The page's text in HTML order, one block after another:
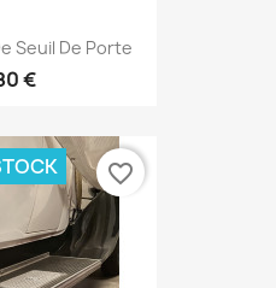
Seuil De Porte
€
favorite_border